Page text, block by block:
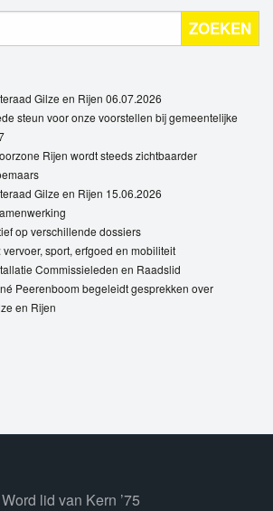
ZOEKEN
Gilze en Rijen 06.07.2026
steun voor onze voorstellen bij gemeentelijke
Rijen wordt steeds zichtbaarder
Gilze en Rijen 15.06.2026
op verschillende dossiers
vervoer, sport, erfgoed en mobiliteit
Commissieleden en Raadslid
Peerenboom begeleidt gesprekken over
en Rijen
Word lid van Kern ’75